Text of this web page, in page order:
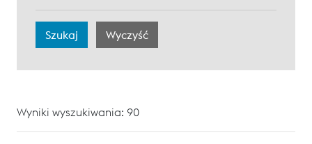
Wyniki wyszukiwania: 90